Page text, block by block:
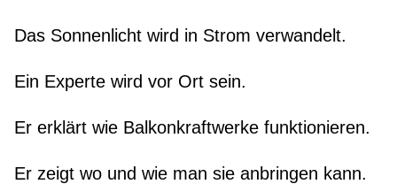
Das Sonnenlicht wird in Strom verwandelt.
Ein Experte wird vor Ort sein.
Er erklärt wie Balkonkraftwerke funktionieren.
Er zeigt wo und wie man sie anbringen kann.